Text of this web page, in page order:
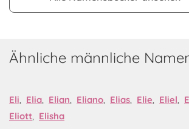
Ähnliche männliche
Eli, Elia, Elian, Eliano, Elias, Elie, Eliel,
Eliott, Elisha